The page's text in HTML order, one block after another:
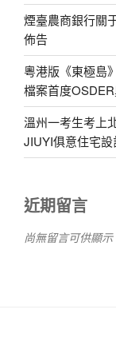
煙臺農商銀行關
佈告
粵港版《東極島
檔案首度
溫州一考生考上
JIUYI俱意住宅設
近期留言
尚無留言可供顯示